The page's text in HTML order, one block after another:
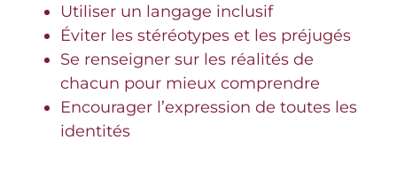
Utiliser un langage inclusif
Éviter les stéréotypes et les préjugés
Se renseigner sur les réalités de
chacun pour mieux comprendre
Encourager l’expression de toutes les
identités